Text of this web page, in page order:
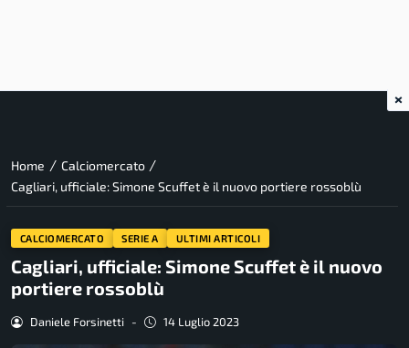
Home / Calciomercato /
Cagliari, ufficiale: Simone Scuffet è il nuovo portiere rossoblù
CALCIOMERCATO SERIE A ULTIMI ARTICOLI
Cagliari, ufficiale: Simone Scuffet è il nuovo
portiere rossoblù
Daniele Forsinetti - 14 Luglio 2023
×